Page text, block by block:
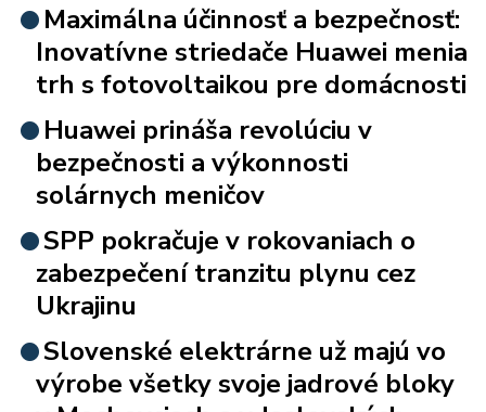
Maximálna účinnosť a bezpečnosť:
Inovatívne striedače Huawei menia
trh s fotovoltaikou pre domácnosti
Huawei prináša revolúciu v
bezpečnosti a výkonnosti
solárnych meničov
SPP pokračuje v rokovaniach o
zabezpečení tranzitu plynu cez
Ukrajinu
Slovenské elektrárne už majú vo
výrobe všetky svoje jadrové bloky